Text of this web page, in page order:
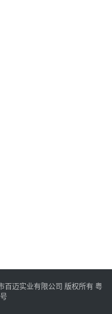
迈实业有限公司 版权所有 粤